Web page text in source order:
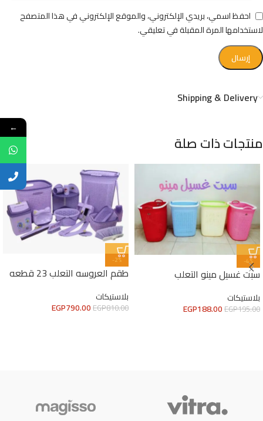
احفظ اسمي، بريدي الإلكتروني، والموقع الإلكتروني في هذا المتصفح
لاستخدامها المرة المقبلة في تعليقي.
Shipping & Delivery
منتجات ذات صلة
-4%
سبت غسيل مينو التعلب
بلاستيكات
EGP195.00
EGP188.00
-2%
طقم العروسه التعلب 23 قطعه
بلاستيكات
EGP810.00
EGP790.00
←